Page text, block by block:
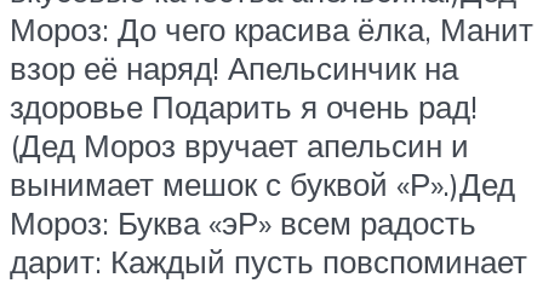
Мороз: До чего красива ёлка, Манит
взор её наряд! Апельсинчик на
здоровье Подарить я очень рад!
(Дед Мороз вручает апельсин и
вынимает мешок с буквой «Р».)Дед
Мороз: Буква «эР» всем радость
дарит: Каждый пусть повспоминает